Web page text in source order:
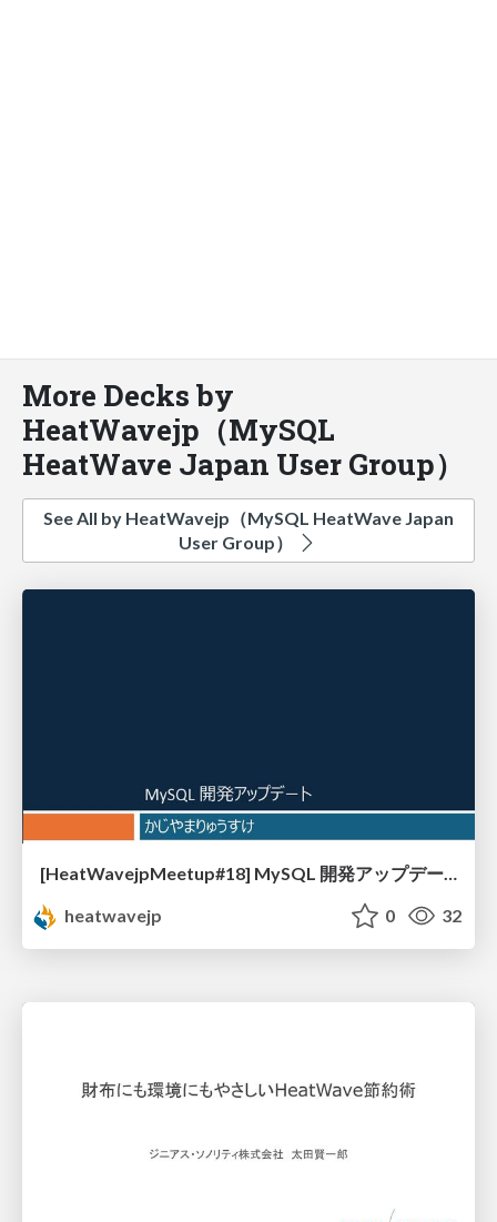
More Decks by
HeatWavejp（MySQL
HeatWave Japan User Group）
See All by HeatWavejp（MySQL HeatWave Japan
User Group）
[HeatWavejpMeetup#18] MySQL 開発アップデート [梶山 隆輔 氏 (日本オラクル株式会社)]
heatwavejp
0 32